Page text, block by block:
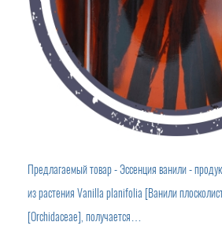
Предлагаемый товар - Эссенция ванили -
из растения Vanilla planifolia [Ванили
[Orchidaceae], получается…